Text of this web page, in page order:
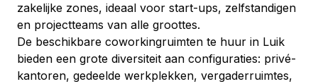
zakelijke zones, ideaal voor start-ups, zelfstandigen
en projectteams van alle groottes.
De beschikbare coworkingruimten te huur in Luik
bieden een grote diversiteit aan configuraties: privé-
kantoren, gedeelde werkplekken, vergaderruimtes,